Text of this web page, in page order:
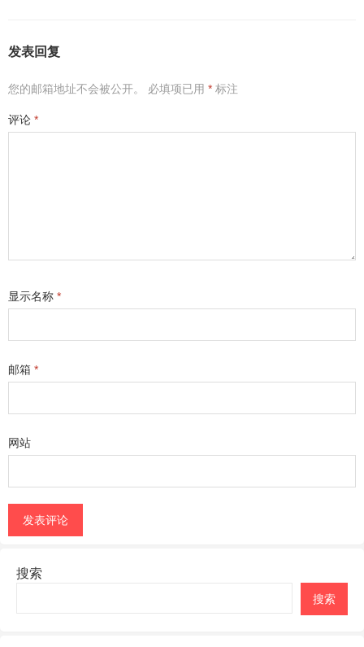
发表回复
您的邮箱地址不会被公开。 必填项已用 * 标注
评论 *
显示名称 *
邮箱 *
网站
搜索
搜索